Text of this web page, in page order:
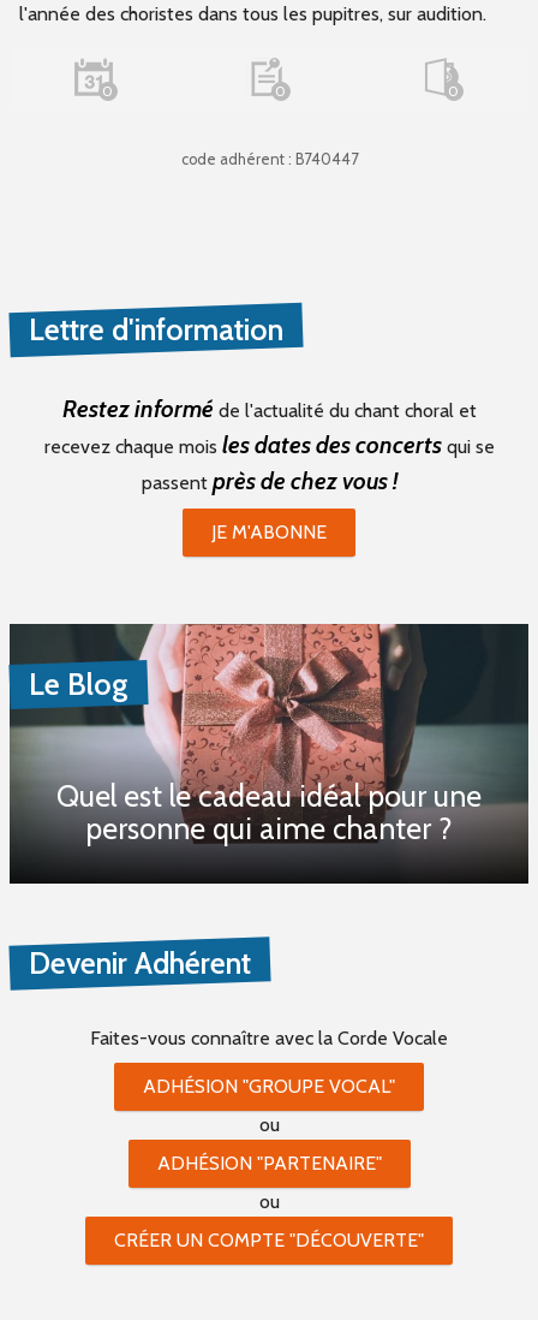
l'année des choristes dans tous les pupitres, sur audition.
0 0 0
code adhérent : B740447
Lettre d'information
Restez informé de l'actualité du chant choral et
recevez chaque mois les dates des concertsqui se
passent près de chez vous !
JE M'ABONNE
Le Blog
Quel est le cadeau idéal pour une
personne qui aime chanter ?
Devenir Adhérent
Faites-vous connaître avec la Corde Vocale
ADHÉSION "GROUPE VOCAL"
ou
ADHÉSION "PARTENAIRE"
ou
CRÉER UN COMPTE "DÉCOUVERTE"